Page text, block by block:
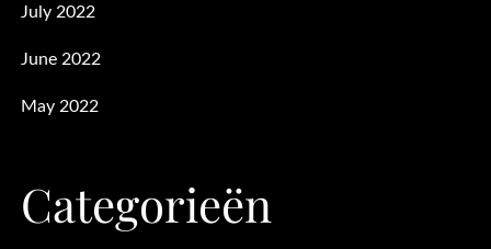
July 2022
June 2022
May 2022
Categorieën